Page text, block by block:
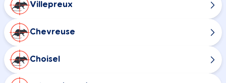
Villepreux
Chevreuse
Choisel